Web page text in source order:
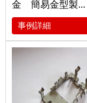
金 簡易金型製...
事例詳細